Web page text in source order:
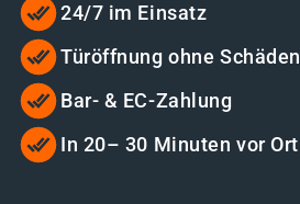
24/7 im Einsatz
Türöffnung ohne Schäden
Bar- & EC-Zahlung
In 20– 30 Minuten vor Ort